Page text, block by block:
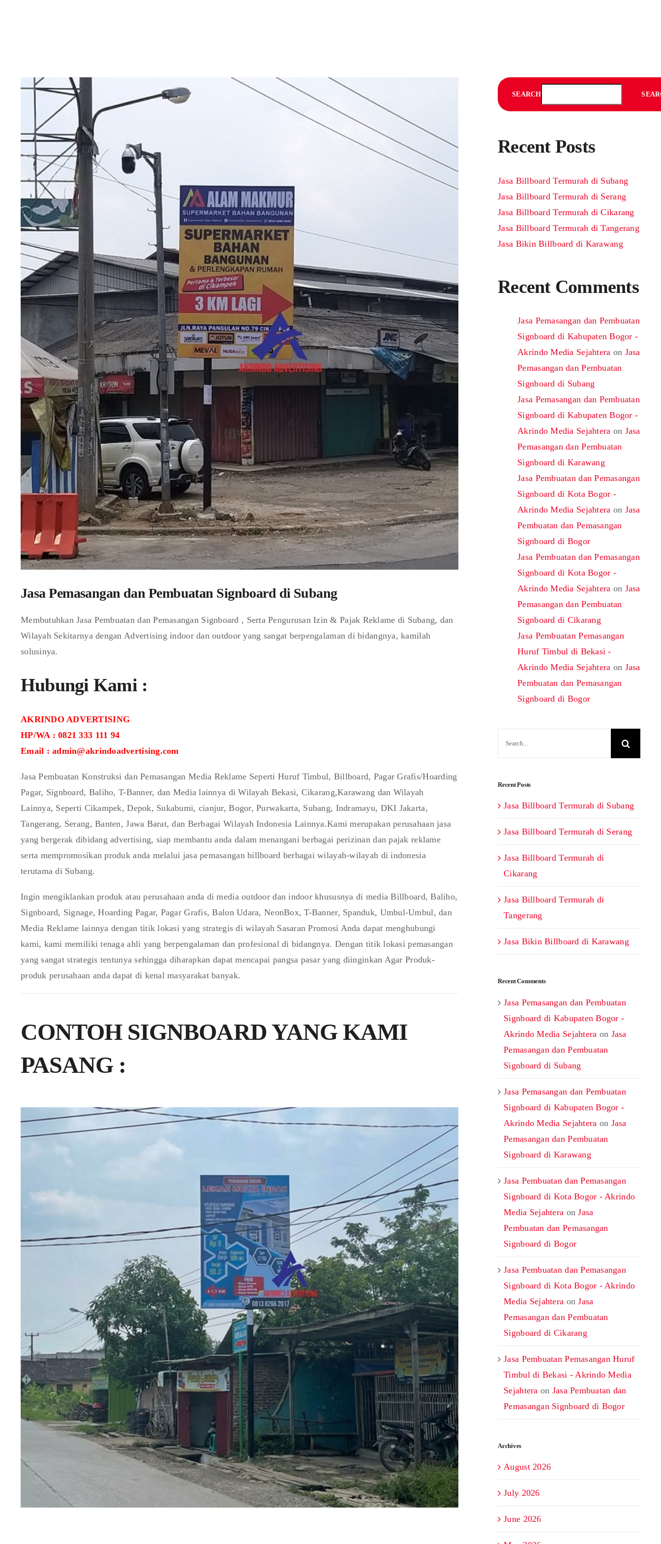
View
Image
Jasa Pemasangan dan Pembuatan Signboard di Subang
Membutuhkan Jasa Pembuatan dan Pemasangan Signboard , Serta Pengurusan Izin & Pajak Reklame di Subang, dan
Wilayah Sekitarnya dengan Advertising indoor dan outdoor yang sangat berpengalaman di bidangnya, kamilah
solusinya.
Hubungi Kami :
AKRINDO ADVERTISING
HP/WA : 0821 333 111 94
Email : admin@akrindoadvertising.com
Jasa Pembuatan Konstruksi dan Pemasangan Media Reklame Seperti Huruf Timbul, Billboard, Pagar Grafis/Hoarding
Pagar, Signboard, Baliho, T-Banner, dan Media lainnya di Wilayah Bekasi, Cikarang,Karawang dan Wilayah
Lainnya, Seperti Cikampek, Depok, Sukabumi, cianjur, Bogor, Purwakarta, Subang, Indramayu, DKI Jakarta,
Tangerang, Serang, Banten, Jawa Barat, dan Berbagai Wilayah Indonesia Lainnya.Kami merupakan perusahaan jasa
yang bergerak dibidang advertising, siap membantu anda dalam menangani berbagai perizinan dan pajak reklame
serta mempromosikan produk anda melalui jasa pemasangan billboard berbagai wilayah-wilayah di indonesia
terutama di Subang.
Ingin mengiklankan produk atau perusahaan anda di media outdoor dan indoor khususnya di media Billboard, Baliho,
Signboard, Signage, Hoarding Pagar, Pagar Grafis, Balon Udara, NeonBox, T-Banner, Spanduk, Umbul-Umbul, dan
Media Reklame lainnya dengan titik lokasi yang strategis di wilayah Sasaran Promosi Anda dapat menghubungi
kami, kami memiliki tenaga ahli yang berpengalaman dan profesional di bidangnya. Dengan titik lokasi pemasangan
yang sangat strategis tentunya sehingga diharapkan dapat mencapai pangsa pasar yang diinginkan Agar Produk-
produk perusahaan anda dapat di kenal masyarakat banyak.
CONTOH SIGNBOARD YANG KAMI
PASANG :
SEARCH
Recent Posts
Jasa Billboard Termurah di Subang
Jasa Billboard Termurah di Serang
Jasa Billboard Termurah di Cikarang
Jasa Billboard Termurah di Tangerang
Jasa Bikin Billboard di Karawang
Recent Comments
Jasa Pemasangan dan Pembuatan
Signboard di Kabupaten Bogor -
Akrindo Media Sejahtera on Jasa
Pemasangan dan Pembuatan
Signboard di Subang
Jasa Pemasangan dan Pembuatan
Signboard di Kabupaten Bogor -
Akrindo Media Sejahtera on Jasa
Pemasangan dan Pembuatan
Signboard di Karawang
Jasa Pembuatan dan Pemasangan
Signboard di Kota Bogor -
Akrindo Media Sejahtera on Jasa
Pembuatan dan Pemasangan
Signboard di Bogor
Jasa Pembuatan dan Pemasangan
Signboard di Kota Bogor -
Akrindo Media Sejahtera on Jasa
Pemasangan dan Pembuatan
Signboard di Cikarang
Jasa Pembuatan Pemasangan
Huruf Timbul di Bekasi -
Akrindo Media Sejahtera on Jasa
Pembuatan dan Pemasangan
Signboard di Bogor
Recent Posts
Jasa Billboard Termurah di Subang
Jasa Billboard Termurah di Serang
Jasa Billboard Termurah di
Cikarang
Jasa Billboard Termurah di
Tangerang
Jasa Bikin Billboard di Karawang
Recent Comments
Jasa Pemasangan dan Pembuatan
Signboard di Kabupaten Bogor -
Akrindo Media Sejahtera on Jasa
Pemasangan dan Pembuatan
Signboard di Subang
Jasa Pemasangan dan Pembuatan
Signboard di Kabupaten Bogor -
Akrindo Media Sejahtera on Jasa
Pemasangan dan Pembuatan
Signboard di Karawang
Jasa Pembuatan dan Pemasangan
Signboard di Kota Bogor - Akrindo
Media Sejahtera onJasa
Pembuatan dan Pemasangan
Signboard di Bogor
Jasa Pembuatan dan Pemasangan
Signboard di Kota Bogor - Akrindo
Media Sejahtera onJasa
Pemasangan dan Pembuatan
Signboard di Cikarang
Jasa Pembuatan Pemasangan Huruf
Timbul di Bekasi - Akrindo Media
Sejahtera on Jasa Pembuatan dan
Pemasangan Signboard di Bogor
Archives
August 2026
July 2026
June 2026